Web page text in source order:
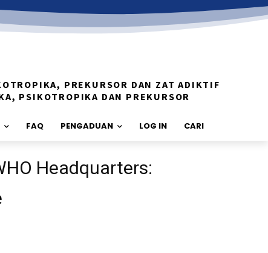
PREKURSOR DAN ZAT ADIKTIF
PSIKOTROPIKA DAN PREKURSOR
FAQ PENGADUAN LOG IN CARI
Headquarters: